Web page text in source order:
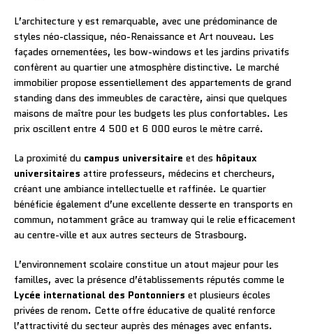
L’architecture y est remarquable, avec une prédominance de
styles néo-classique, néo-Renaissance et Art nouveau. Les
façades ornementées, les bow-windows et les jardins privatifs
confèrent au quartier une atmosphère distinctive. Le marché
immobilier propose essentiellement des appartements de grand
standing dans des immeubles de caractère, ainsi que quelques
maisons de maître pour les budgets les plus confortables. Les
prix oscillent entre 4 500 et 6 000 euros le mètre carré.
La proximité du campus universitaire et des hôpitaux
universitaires attire professeurs, médecins et chercheurs,
créant une ambiance intellectuelle et raffinée. Le quartier
bénéficie également d’une excellente desserte en transports en
commun, notamment grâce au tramway qui le relie efficacement
au centre-ville et aux autres secteurs de Strasbourg.
L’environnement scolaire constitue un atout majeur pour les
familles, avec la présence d’établissements réputés comme le
Lycée international des Pontonniers et plusieurs écoles
privées de renom. Cette offre éducative de qualité renforce
l’attractivité du secteur auprès des ménages avec enfants.